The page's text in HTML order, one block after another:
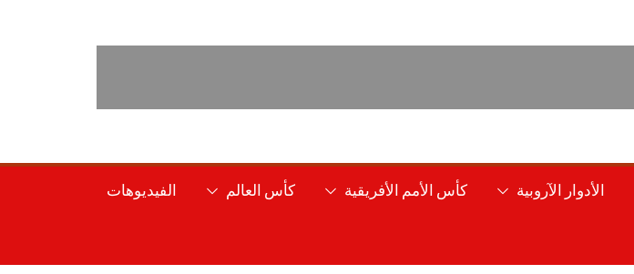
الأدوار الآروبية كأس الأمم الأفريقية كأس العالم الفيديوهات